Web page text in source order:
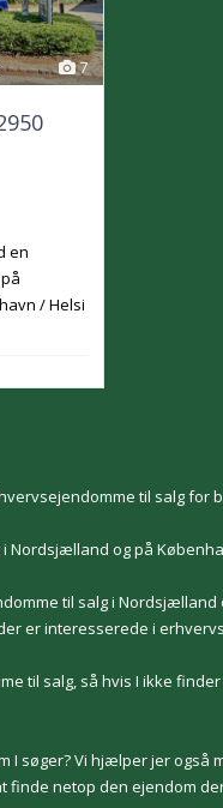
7
en
/ Helsi
til salg
Nordsjælland og på
til salg i
er interesserede i
til salg, så hvis I ikke
I søger? Vi hjælper jer
netop den ejendom